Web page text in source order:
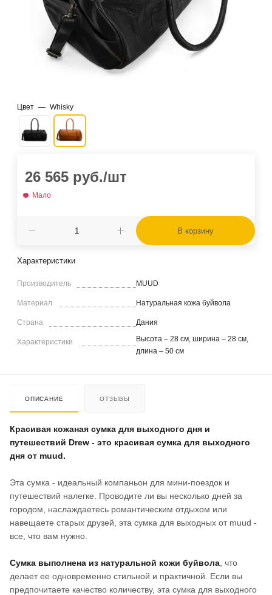
Цвет — Whisky
26 565 руб./шт
Мало
В корзину
Характеристики
Производитель MUUD
Материал Натуральная кожа буйвола
Страна Дания
Характеристики
Высота – 28 см, ширина – 28 см,
длина – 50 см
ОПИСАНИЕ ОТЗЫВЫ
Красивая кожаная сумка для выходного дня и
путешествий Drew - это красивая сумка для выходного
дня от muud.
Эта сумка - идеальный компаньон для мини-поездок и
путешествий налегке. Проводите ли вы несколько дней за
городом, наслаждаетесь романтическим отдыхом или
навещаете старых друзей, эта сумка для выходных от muud -
все, что вам нужно.
Сумка выполнена из натуральной кожи буйвола , что
делает ее одновременно стильной и практичной. Если вы
предпочитаете качество количеству, эта сумка для выходного